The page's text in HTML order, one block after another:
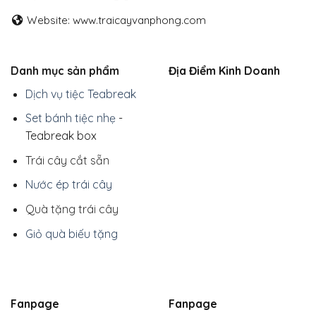
Website: www.traicayvanphong.com
Danh mục sản phẩm
Dịch vụ tiệc Teabreak
Set bánh tiệc nhẹ-
Teabreak box
Trái cây cắt sẵn
Nước ép trái cây
Quà tặng trái cây
Giỏ quà biếu tặng
Địa Điểm Kinh Doanh
Fanpage Fanpage